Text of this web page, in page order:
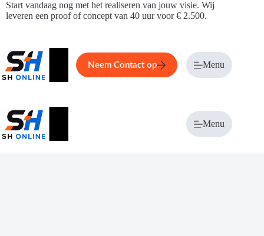
Ga
naar
Start vandaag nog met het realiseren van jouw visie. Wij
leveren een proof of concept van 40 uur voor € 2.500.
Home Service Over ons
Neem Contact op Menu
Menu